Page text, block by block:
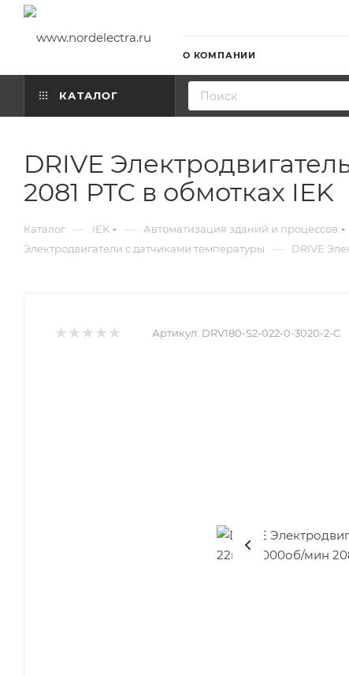
О КОМПАНИИ
КАТАЛОГ
DRIVE
2081 PTC в обмотках IEK
Каталог — IEK — Автоматизация зданий и процессов
Электродвигатели с датчиками температуры — DRIVE
Артикул: DRV180-S2-022-0-3020-2-C